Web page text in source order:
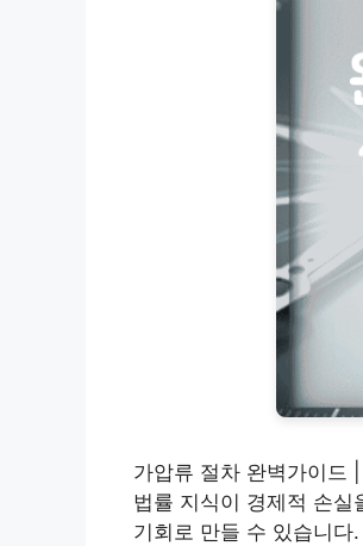
가압류 절차 완벽가이드
법률 지식이 경제적 손
기회로 만들 수 있습니